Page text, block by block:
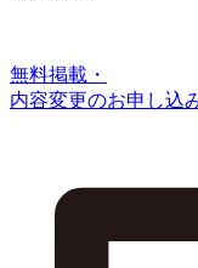
無料掲載・
内容変更のお申し込